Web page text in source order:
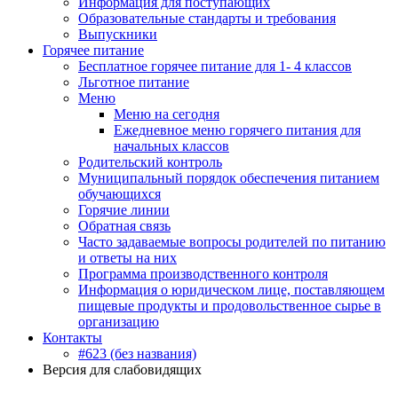
Образовательные стандарты и требования
Выпускники
Горячее питание
Бесплатное горячее питание для 1- 4 классов
Льготное питание
Меню
Меню на сегодня
Ежедневное меню горячего питания для
начальных классов
Родительский контроль
Муниципальный порядок обеспечения питанием
обучающихся
Горячие линии
Обратная связь
Часто задаваемые вопросы родителей по питанию
и ответы на них
Программа производственного контроля
Информация о юридическом лице, поставляющем
пищевые продукты и продовольственное сырье в
организацию
Контакты
#623 (без названия)
Версия для слабовидящих